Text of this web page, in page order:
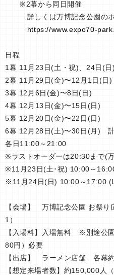
※2幕から同日開催
詳しくは万博記念公園のホ
https://www.expo70-
日程
1幕 11月23日(土・祝)、24日(日)
2幕 11月29日(金)〜12月1日(日)
3幕 12月6日(金)〜8日(日)
4幕 12月13日(金)〜15日(日)
5幕 12月20日(金)〜22日(日)
6幕 12月28日(土)〜30日(月)
各日11:00～21:00
※ラストオーダーは20:30まで(
※11月23日(土･祝) 10:00～
※11月24日(日) 10:00～17:00
【会場】 万博記念公園 お祭り
1）
【入場料】入場無料 ※別途公
80円）必要
【出店】 ラーメン店舗 各幕
【想定来場者数】約150,000人